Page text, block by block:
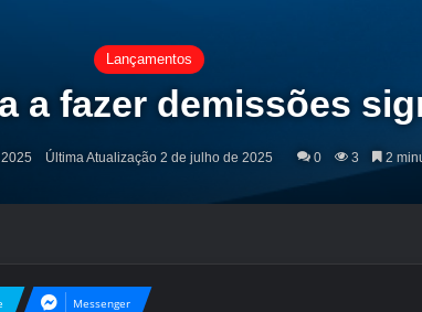
Lançamentos
a fazer demissões
Última Atualização 2 de julho de 2025 0 3 2
Messenger